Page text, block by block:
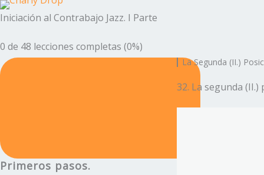
Saltar
al
contenido
Iniciación al Contrabajo Jazz. I Parte
0 de 48 lecciones completas (0%)
Primeros pasos.
La Segunda (II.)
32. La segunda